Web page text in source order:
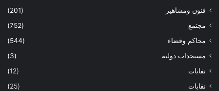
فنون ومشاهير
(201)
مجتمع
(752)
محاكم وقضاء
(544)
مستجدات دولية
(3)
نفابات
(12)
نقابات
(25)